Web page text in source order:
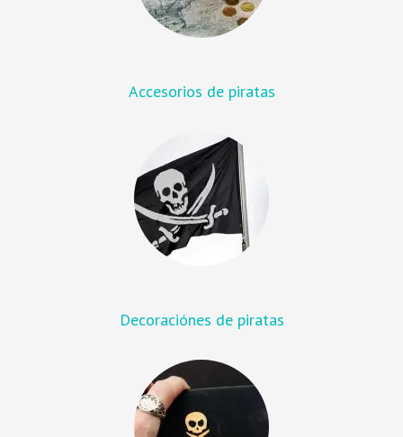
Accesorios de piratas
Decoraciónes de piratas